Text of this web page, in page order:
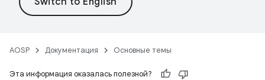
AOSP Документация Основные темы
Эта информация оказалась полезной?